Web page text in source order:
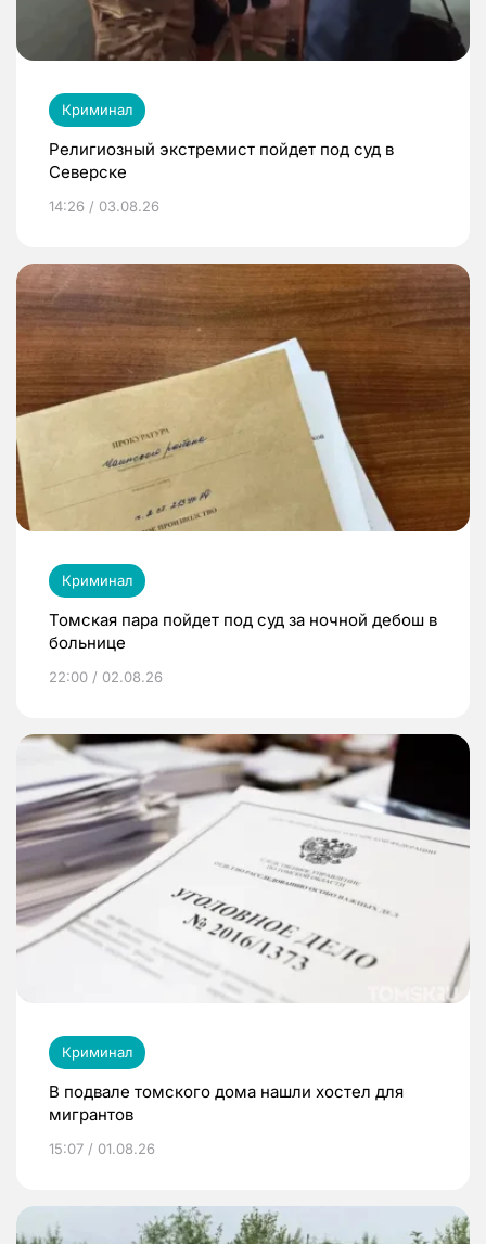
Криминал
Религиозный экстремист пойдет под суд в
Северске
14:26 / 03.08.26
Криминал
Томская пара пойдет под суд за ночной дебош в
больнице
22:00 / 02.08.26
Криминал
В подвале томского дома нашли хостел для
мигрантов
15:07 / 01.08.26